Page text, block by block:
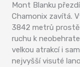
Mont Blanku
Chamonix zavítá.
3842 metrů
ruchu k
velkou atrakcí i
nejvyšší visuté